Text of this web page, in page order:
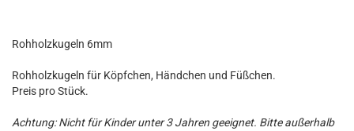
Rohholzkugeln 6mm
Rohholzkugeln für Köpfchen, Händchen und Füßchen.
Preis pro Stück.
Achtung: Nicht für Kinder unter 3 Jahren geeignet. Bitte außerhalb